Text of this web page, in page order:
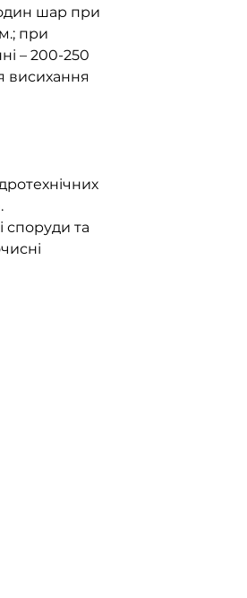
шар при
при
– 200-250
висихання
споруди та